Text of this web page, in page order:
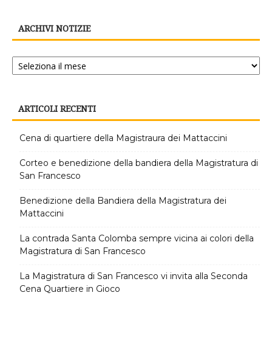
ARCHIVI NOTIZIE
Archivi
notizie
ARTICOLI RECENTI
Cena di quartiere della Magistraura dei Mattaccini
Corteo e benedizione della bandiera della Magistratura di
San Francesco
Benedizione della Bandiera della Magistratura dei
Mattaccini
La contrada Santa Colomba sempre vicina ai colori della
Magistratura di San Francesco
La Magistratura di San Francesco vi invita alla Seconda
Cena Quartiere in Gioco